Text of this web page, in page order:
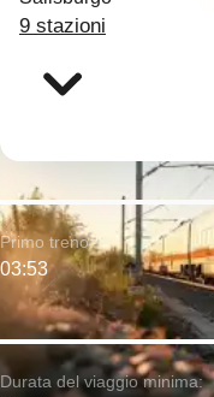
9 stazioni
Durata del viaggio minima:
Primo treno:
03:53